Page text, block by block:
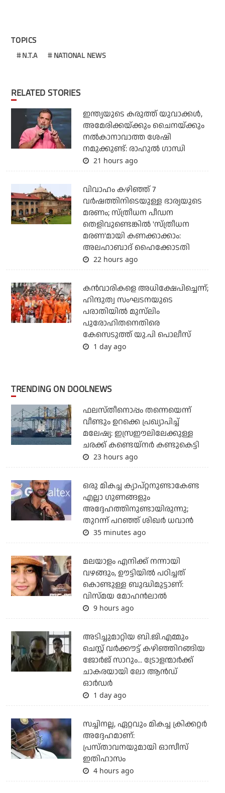
TOPICS
N.T.A NATIONAL NEWS
RELATED STORIES
ഇന്ത്യയുടെ കരുത്ത് യുവാക്കള്‍,
അമേരിക്കയ്ക്കും ചൈനയ്ക്കും
നല്‍കാനാവാത്ത ശേഷി
നമുക്കുണ്ട്: രാഹുല്‍ ഗാന്ധി
21 hours ago
വിവാഹം കഴിഞ്ഞ് 7
വര്‍ഷത്തിനിടെയുള്ള ഭാര്യയുടെ
മരണം; സ്ത്രീധന പീഡന
തെളിവുണ്ടെങ്കില്‍ 'സ്ത്രീധന
മരണ'മായി കണക്കാക്കാം:
അലഹാബാദ് ഹൈക്കോടതി
22 hours ago
കന്‍വാരികളെ അധിക്ഷേപിച്ചെന്ന്;
ഹിന്ദുത്വ സംഘടനയുടെ
പരാതിയില്‍ മുസ്‌ലിം
പുരോഹിതനെതിരെ
കേസെടുത്ത് യു.പി പൊലീസ്
1 day ago
TRENDING ON DOOLNEWS
ഫലസ്തീനൊപ്പം തന്നെയെന്ന്
വീണ്ടും ഉറക്കെ പ്രഖ്യാപിച്ച്
മലേഷ്യ: ഇസ്രഈലിലേക്കുള്ള
ചരക്ക് കണ്ടെയ്‌നര്‍ കണ്ടുകെട്ടി
23 hours ago
ഒരു മികച്ച ക്യാപ്റ്റനുണ്ടാകേണ്ട
എല്ലാ ഗുണങ്ങളും
അദ്ദേഹത്തിനുണ്ടായിരുന്നു;
തുറന്ന് പറഞ്ഞ് ശിഖര്‍ ധവാന്‍
35 minutes ago
മലയാളം എനിക്ക് നന്നായി
വഴങ്ങും, ഊട്ടിയില്‍ പഠിച്ചത്
കൊണ്ടുള്ള ബുദ്ധിമുട്ടാണ്:
വിസ്മയ മോഹന്‍ലാല്‍
9 hours ago
അടിച്ചുമാറ്റിയ ബി.ജി.എമ്മും
ചെസ്റ്റ് വര്‍ക്കൗട്ട് കഴിഞ്ഞിറങ്ങിയ
ജോര്‍ജ് സാറും... ട്രോളന്മാര്‍ക്ക്
ചാകരയായി ലോ ആന്‍ഡ്
ഓര്‍ഡര്‍
1 day ago
സച്ചിനല്ല, ഏറ്റവും മികച്ച ക്രിക്കറ്റര്‍
അദ്ദേഹമാണ്:
പ്രസ്താവനയുമായി ഓസീസ്
ഇതിഹാസം
4 hours ago